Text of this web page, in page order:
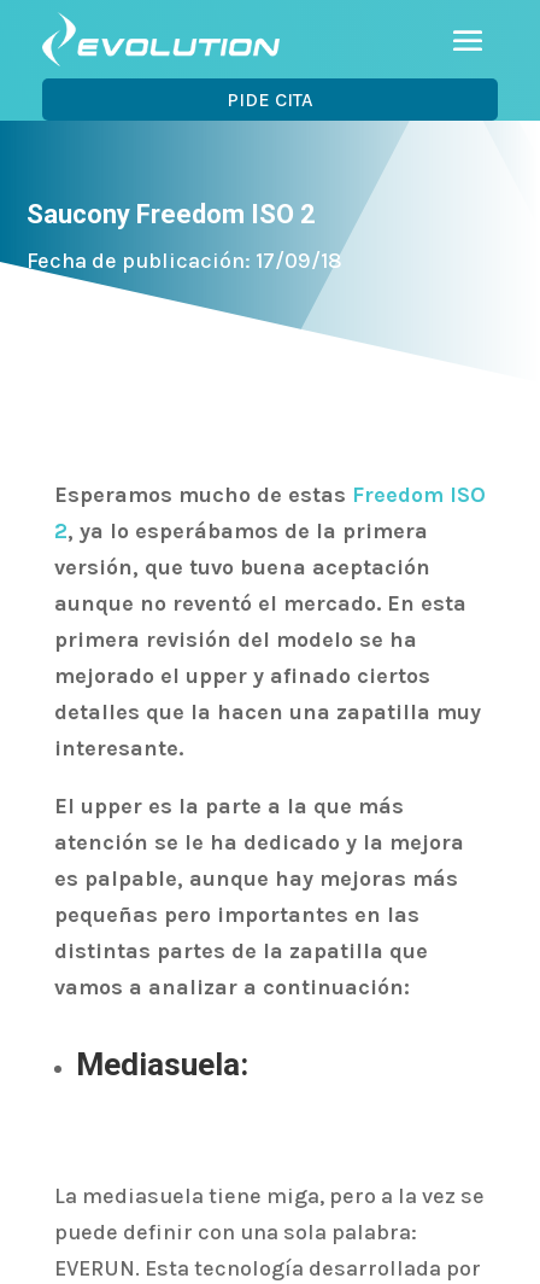
PIDE CITA
Saucony Freedom ISO 2
Fecha de publicación: 17/09/18
Esperamos mucho de estas Freedom ISO
2, ya lo esperábamos de la primera
versión, que tuvo buena aceptación
aunque no reventó el mercado. En esta
primera revisión del modelo se ha
mejorado el upper y afinado ciertos
detalles que la hacen una zapatilla muy
interesante.
El upper es la parte a la que más
atención se le ha dedicado y la mejora
es palpable, aunque hay mejoras más
pequeñas pero importantes en las
distintas partes de la zapatilla que
vamos a analizar a continuación:
Mediasuela:
La mediasuela tiene miga, pero a la vez se
puede definir con una sola palabra:
EVERUN. Esta tecnología desarrollada por